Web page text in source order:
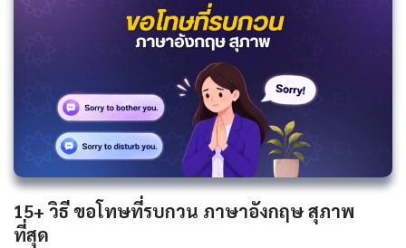
15+ วิธี ขอโทษที่รบกวน ภาษาอังกฤษ สุภาพ
ที่สุด